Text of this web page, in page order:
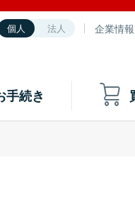
個人 法人 企業情報
手続き